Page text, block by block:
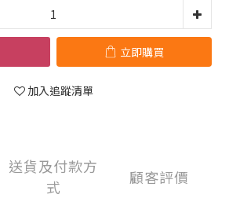
立即購買
加入追蹤清單
送貨及付款方
式
顧客評價